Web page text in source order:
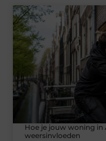
Hoe je jouw woning
weersinvloeden